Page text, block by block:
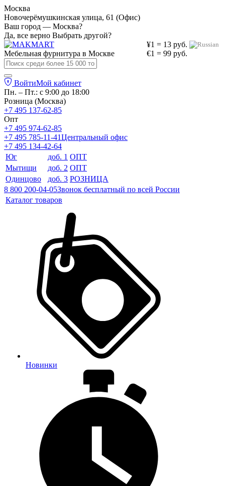
Москва
Новочерёмушкинская улица, 61 (Офис)
Ваш город — Москва?
Да, все верно Выбрать другой?
¥1 = 13 руб.
€1 = 99 руб.
Мебельная фурнитура в Москве
ВойтиМой кабинет
Пн. – Пт.: с 9:00 до 18:00
Розница (Москва)
+7 495 137-62-85
Опт
+7 495 974-62-85
+7 495 785-11-41Центральный офис
+7 495 134-42-64
Юг
доб. 1 ОПТ
Мытищи
доб. 2 ОПТ
Одинцово
доб. 3 РОЗНИЦА
8 800 200-04-05Звонок бесплатный по всей России
Каталог товаров
Новинки